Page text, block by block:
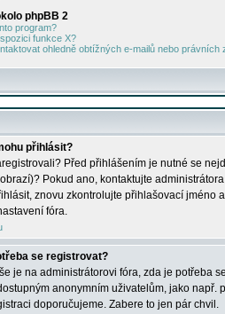
phpBB 2
program?
funkce X?
ohledně obtížných e-mailů nebo právních
přihlásit?
Před přihlášením je nutné se
Pokud ano, kontaktujte
znovu zkontrolujte přihlašovací jméno
fóra.
se registrovat?
je na administrátorovi fóra, zda je potřeba
anonymním uživatelům, jako např.
doporučujeme. Zabere to jen pár chvil.